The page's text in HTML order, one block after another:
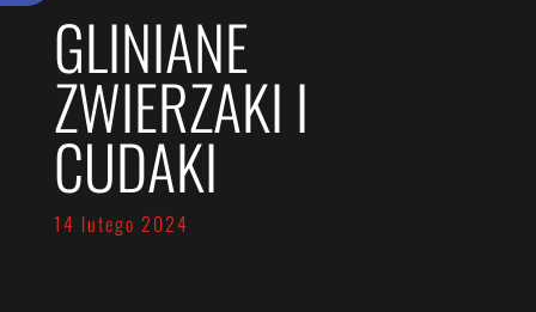
GLINIANE
ZWIERZAKI I
CUDAKI
14 lutego 2024